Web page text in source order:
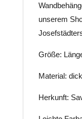
unserem
Größe:
Material:
Herkunft: